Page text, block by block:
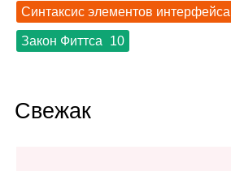
Синтаксис элементов интерфейса
Закон Фиттса 10
Свежак